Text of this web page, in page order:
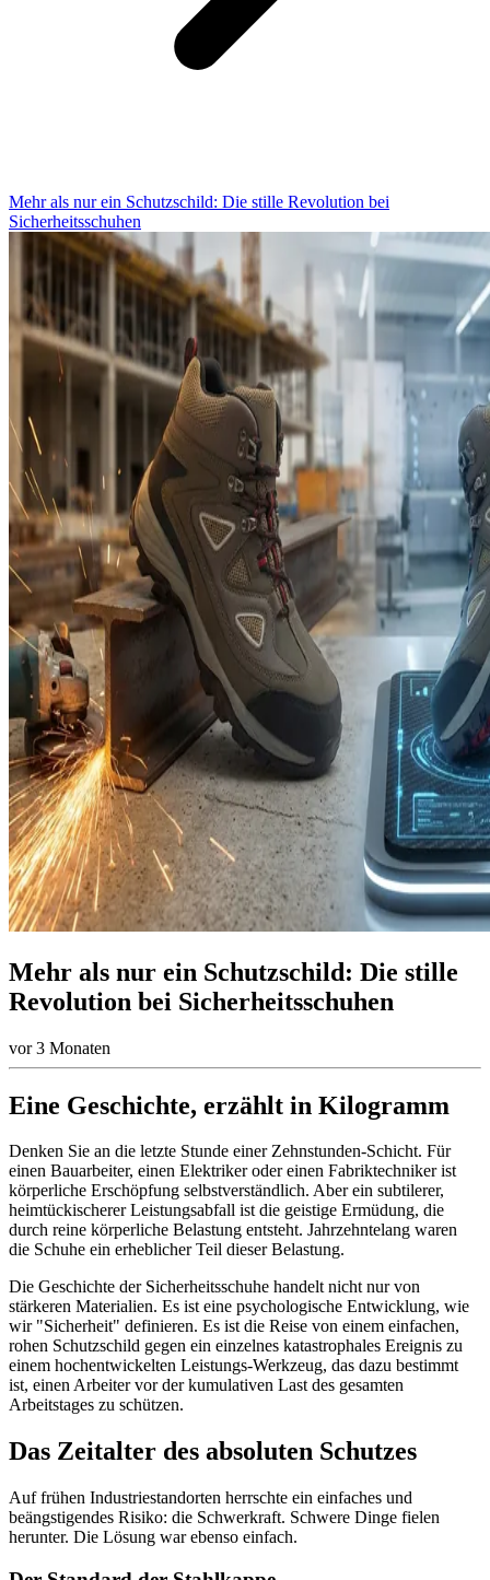
Mehr als nur ein Schutzschild: Die stille Revolution bei
Sicherheitsschuhen
Mehr als nur ein Schutzschild: Die stille
Revolution bei Sicherheitsschuhen
vor 3 Monaten
Eine Geschichte, erzählt in Kilogramm
Denken Sie an die letzte Stunde einer Zehnstunden-Schicht. Für
einen Bauarbeiter, einen Elektriker oder einen Fabriktechniker ist
körperliche Erschöpfung selbstverständlich. Aber ein subtilerer,
heimtückischerer Leistungsabfall ist die geistige Ermüdung, die
durch reine körperliche Belastung entsteht. Jahrzehntelang waren
die Schuhe ein erheblicher Teil dieser Belastung.
Die Geschichte der Sicherheitsschuhe handelt nicht nur von
stärkeren Materialien. Es ist eine psychologische Entwicklung, wie
wir "Sicherheit" definieren. Es ist die Reise von einem einfachen,
rohen Schutzschild gegen ein einzelnes katastrophales Ereignis zu
einem hochentwickelten Leistungs-Werkzeug, das dazu bestimmt
ist, einen Arbeiter vor der kumulativen Last des gesamten
Arbeitstages zu schützen.
Das Zeitalter des absoluten Schutzes
Auf frühen Industriestandorten herrschte ein einfaches und
beängstigendes Risiko: die Schwerkraft. Schwere Dinge fielen
herunter. Die Lösung war ebenso einfach.